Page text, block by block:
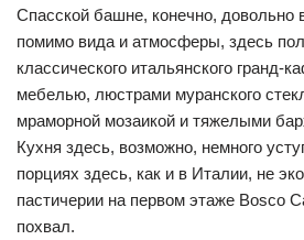
Спасской башне, конечно, довольно
помимо вида и атмосферы, здесь
классического итальянского гранд-
мебелью, люстрами муранского
мраморной мозаикой и тяжелыми
Кухня здесь, возможно, немного
порциях здесь, как и в Италии, не
пастичерии на первом этаже Bosco
похвал.